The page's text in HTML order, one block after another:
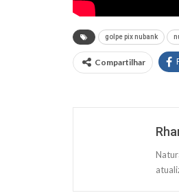
golpe pix nubank
Compartilhar